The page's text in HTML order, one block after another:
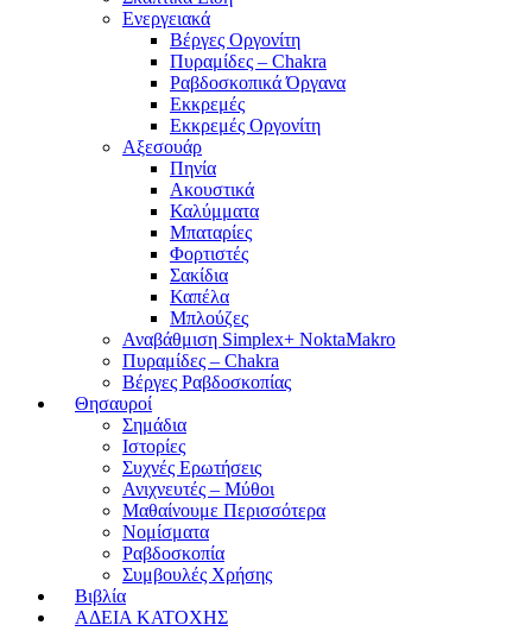
Ενεργειακά
Βέργες Οργονίτη
Πυραμίδες – Chakra
Ραβδοσκοπικά Όργανα
Εκκρεμές
Εκκρεμές Οργονίτη
Αξεσουάρ
Πηνία
Ακουστικά
Καλύμματα
Μπαταρίες
Φορτιστές
Σακίδια
Καπέλα
Μπλούζες
Αναβάθμιση Simplex+ NoktaMakro
Πυραμίδες – Chakra
Βέργες Ραβδοσκοπίας
Θησαυροί
Σημάδια
Ιστορίες
Συχνές Ερωτήσεις
Ανιχνευτές – Μύθοι
Μαθαίνουμε Περισσότερα
Νομίσματα
Ραβδοσκοπία
Συμβουλές Χρήσης
Βιβλία
ΑΔΕΙΑ ΚΑΤΟΧΗΣ